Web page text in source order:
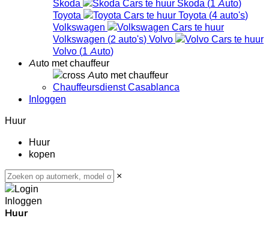
Skoda
Skoda (1 Auto)
Toyota
Toyota (4 auto's)
Volkswagen
Volkswagen (2 auto's) Volvo
Volvo (1 Auto)
Auto met chauffeur
Auto met chauffeur
Chauffeursdienst Casablanca
Inloggen
Huur
Huur
kopen
×
Inloggen
Huur